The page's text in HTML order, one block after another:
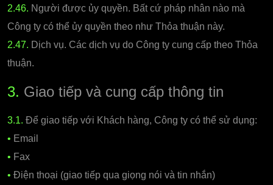
2.46. Người được ủy quyền. Bất cứ pháp nhân nào mà
Công ty có thể ủy quyền theo như Thỏa thuận này.
2.47. Dịch vụ. Các dịch vụ do Công ty cung cấp theo Thỏa
thuận.
3. Giao tiếp và cung cấp thông tin
3.1. Để giao tiếp với Khách hàng, Công ty có thể sử dụng:
• Email
• Fax
• Điện thoại (giao tiếp qua giọng nói và tin nhắn)